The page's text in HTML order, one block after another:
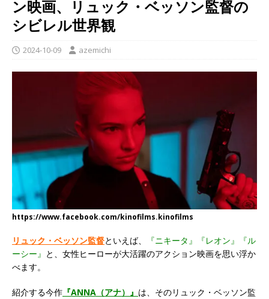
ン映画、リュック・ベッソン監督の
シビレル世界観
2024-10-09 azemichi
https://www.facebook.com/kinofilms.kinofilms
リュック・ベッソン監督といえば、
『ニキータ』『レオン』『ル
ーシー』 と、女性ヒーローが大活躍のアクション映画を思い浮か
べます。
紹介する今作 『ANNA（アナ）』 は、そのリュック・ベッソン監